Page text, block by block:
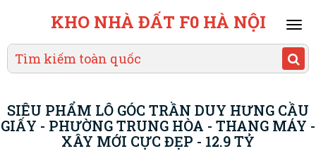
KHO NHÀ ĐẤT F0 HÀ NỘI
SIÊU PHẨM LÔ GÓC TRẦN DUY HƯNG CẦU
GIẤY - PHƯỜNG TRUNG HÒA - THANG MÁY -
XÂY MỚI CỰC ĐẸP - 12.9 TỶ